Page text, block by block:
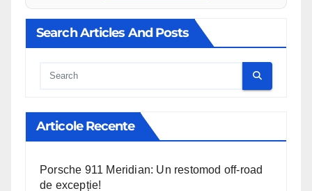
Search Articles And Posts
Cauta
Articole Recente
Porsche 911 Meridian: Un restomod off-road
de excepție!